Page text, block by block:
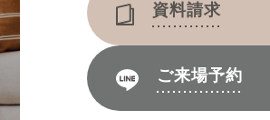
資料請求
ご来場予約